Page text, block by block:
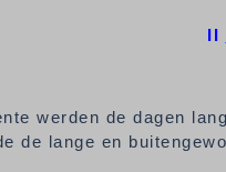
II
werden de dagen
de lange en